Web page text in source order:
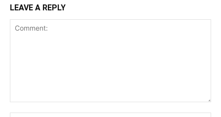
LEAVE A REPLY